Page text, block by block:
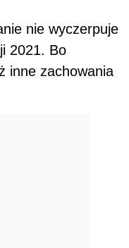
nie wyczerpuje
2021. Bo
inne zachowania